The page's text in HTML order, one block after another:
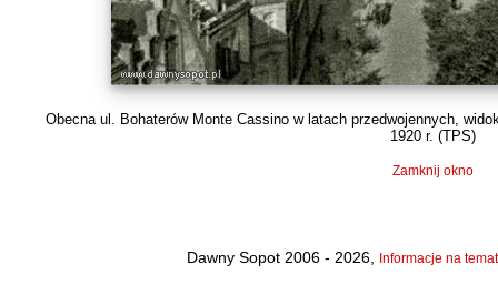
Obecna ul. Bohaterów Monte Cassino w latach przedwojennych,
1920 r. (TPS)
Zamknij okno
Dawny Sopot 2006 - 2026, Informacje na